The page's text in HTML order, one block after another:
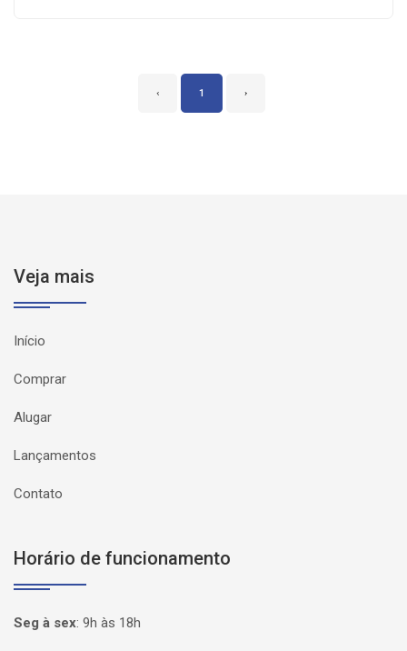
‹ 1 ›
Veja mais
Início
Comprar
Alugar
Lançamentos
Contato
Horário de funcionamento
Seg à sex: 9h às 18h